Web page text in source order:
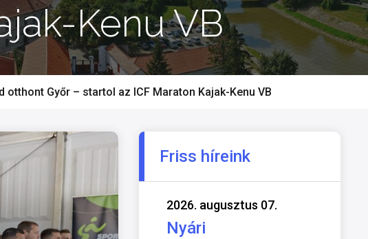
Kenu VB
Győr – startol az ICF Maraton Kajak-Kenu VB
Friss híreink
2026. augusztus 07.
Nyári